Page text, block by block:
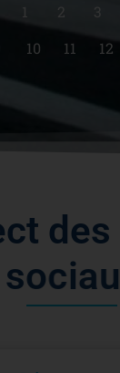
1 2 3
10 11 12
ct d es
sociau